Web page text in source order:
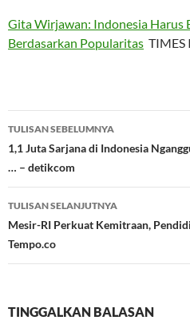
Gita Wirjawan: Indonesia Harus
Berdasarkan Popularitas TIMES
Navigasi
Tulisan
TULISAN SEBELUMNYA
1,1 Juta Sarjana di Indonesia
… – detikcom
TULISAN SELANJUTNYA
Mesir-RI Perkuat Kemitraan,
Tempo.co
TINGGALKAN BALASAN